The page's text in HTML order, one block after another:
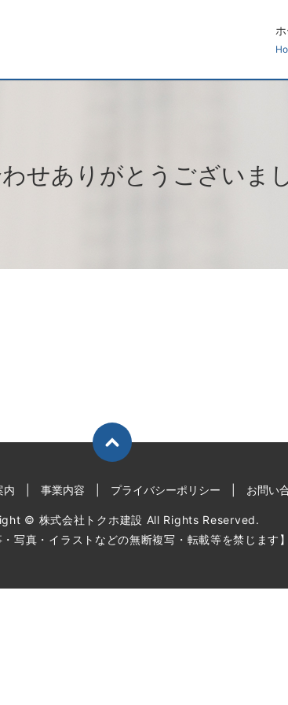
せありがとうございま
内 事業内容 プライバシーポリシー お問い
© 株式会社トクホ建設 All Rights Reserved.
・写真・イラストなどの無断複写・転載等を禁じます】